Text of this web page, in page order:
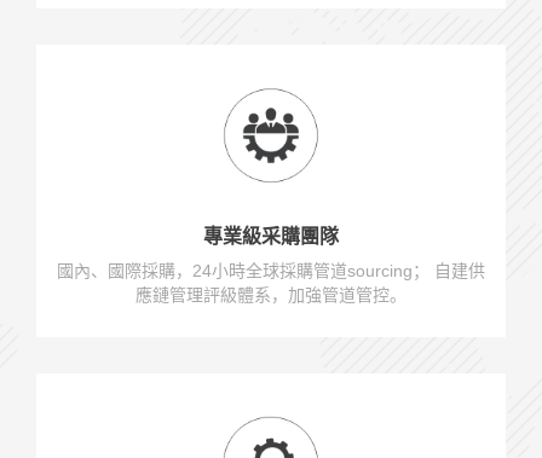
專業級采購團隊
國內、國際採購，24小時全球採購管道sourcing； 自建供
應鏈管理評級體系，加強管道管控。